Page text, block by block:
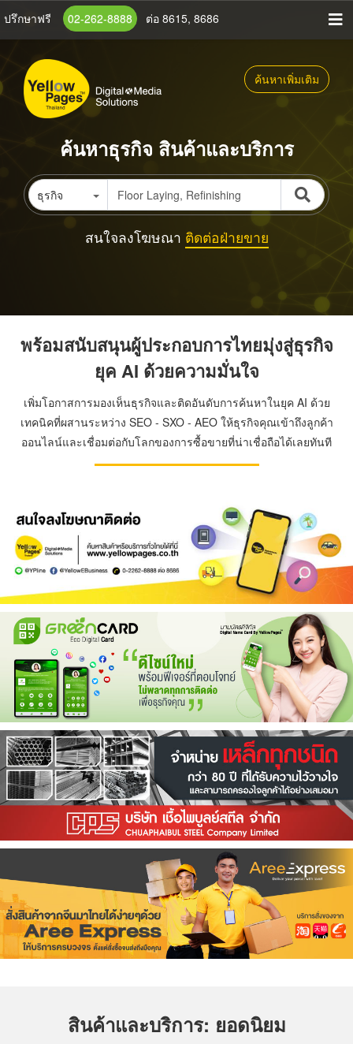
ข้าม
เนื้อหา
หลัก
ปรึกษาฟรี 02-262-8888 ต่อ 8615, 8686
ค้นหาเพิ่มเติม
ค้นหาธุรกิจ สินค้าและบริการ
ธุรกิจ
สนใจลงโฆษณา ติดต่อฝ่ายขาย
พร้อมสนับสนุนผู้ประกอบการไทยมุ่งสู่ธุรกิจ
ยุค AI ด้วยความมั่นใจ
เพิ่มโอกาสการมองเห็นธุรกิจและติดอันดับการค้นหาในยุค AI ด้วย
เทคนิคที่ผสานระหว่าง SEO - SXO - AEO ให้ธุรกิจคุณเข้าถึงลูกค้า
ออนไลน์และเชื่อมต่อกับโลกของการซื้อขายที่น่าเชื่อถือได้เลยทันที
สินค้าและบริการ: ยอดนิยม